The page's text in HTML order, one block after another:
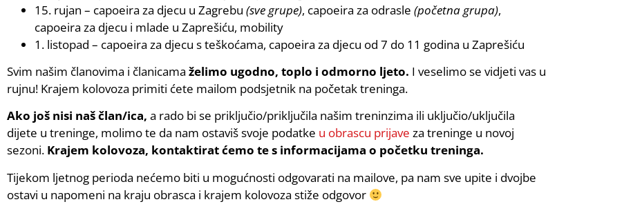
15. rujan – capoeira za djecu u Zagrebu (sve grupe), capoeira za odrasle (početna grupa),
capoeira za djecu i mlade u Zaprešiću, mobility
1. listopad – capoeira za djecu s teškoćama, capoeira za djecu od 7 do 11 godina u Zaprešiću
Svim našim članovima i članicama želimo ugodno, toplo i odmorno ljeto. I veselimo se vidjeti vas u
rujnu! Krajem kolovoza primiti ćete mailom podsjetnik na početak treninga.
Ako još nisi naš član/ica, a rado bi se priključio/priključila našim treninzima ili uključio/uključila
dijete u treninge, molimo te da nam ostaviš svoje podatke u obrascu prijave za treninge u novoj
sezoni. Krajem kolovoza, kontaktirat ćemo te s informacijama o početku treninga.
Tijekom ljetnog perioda nećemo biti u mogućnosti odgovarati na mailove, pa nam sve upite i dvojbe
ostavi u napomeni na kraju obrasca i krajem kolovoza stiže odgovor